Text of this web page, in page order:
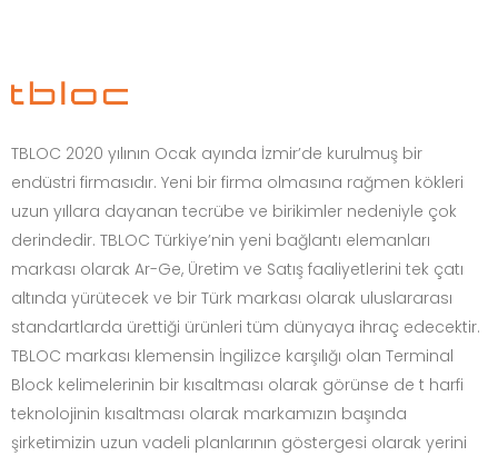
TBLOC 2020 yılının Ocak ayında İzmir’de kurulmuş bir
endüstri firmasıdır. Yeni bir firma olmasına rağmen kökleri
uzun yıllara dayanan tecrübe ve birikimler nedeniyle çok
derindedir. TBLOC Türkiye’nin yeni bağlantı elemanları
markası olarak Ar-Ge, Üretim ve Satış faaliyetlerini tek çatı
altında yürütecek ve bir Türk markası olarak uluslararası
standartlarda ürettiği ürünleri tüm dünyaya ihraç edecektir.
TBLOC markası klemensin İngilizce karşılığı olan Terminal
Block kelimelerinin bir kısaltması olarak görünse de t harfi
teknolojinin kısaltması olarak markamızın başında
şirketimizin uzun vadeli planlarının göstergesi olarak yerini